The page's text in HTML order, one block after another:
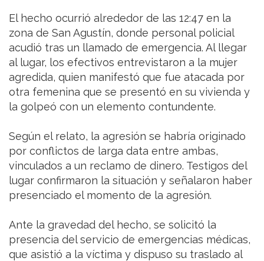
El hecho ocurrió alrededor de las 12:47 en la
zona de San Agustín, donde personal policial
acudió tras un llamado de emergencia. Al llegar
al lugar, los efectivos entrevistaron a la mujer
agredida, quien manifestó que fue atacada por
otra femenina que se presentó en su vivienda y
la golpeó con un elemento contundente.
Según el relato, la agresión se habría originado
por conflictos de larga data entre ambas,
vinculados a un reclamo de dinero. Testigos del
lugar confirmaron la situación y señalaron haber
presenciado el momento de la agresión.
Ante la gravedad del hecho, se solicitó la
presencia del servicio de emergencias médicas,
que asistió a la víctima y dispuso su traslado al